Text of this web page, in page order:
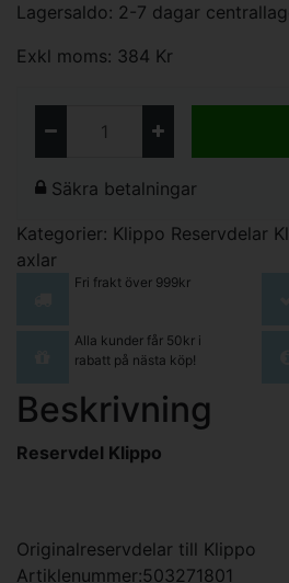
Lagersaldo: 2-7 dagar
Exkl moms: 384 Kr
Säkra betalningar
Kategorier: Klippo Reservdelar
axlar
Fri frakt över 999kr
Alla kunder får 50kr i
rabatt på nästa köp!
Beskrivning
Reservdel Klippo
Originalreservdelar till Klippo
Artiklenummer:503271801